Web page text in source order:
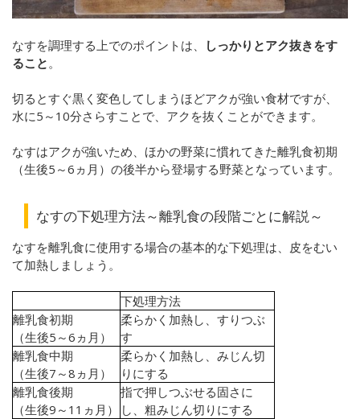
なすを調理する上でのポイントは、
しっかりとアク抜きをす
ること。
切るとすぐ黒く変色してしまうほどアクが強い食材ですが、
水に5～10分さらすことで、アクを抜くことができます。
なすはアクが強いため、ほかの野菜に慣れてきた離乳食初期
（生後5～6ヵ月）の後半から登場する野菜となっています。
なすの下処理方法～離乳食の段階ごとに解説～
なすを離乳食に使用する場合の基本的な下処理は、皮をむい
て加熱しましょう。
下処理方法
離乳食初期
（生後5 ～6 ヵ月）
柔らかく加熱し、すりつぶ
す
離乳食中期
（生後7 ～8 ヵ月）
柔らかく加熱し、みじん切
りにする
離乳食後期
（生後9 ～ 11 ヵ月）
指で押しつぶせる固さに
し、粗みじん切りにする